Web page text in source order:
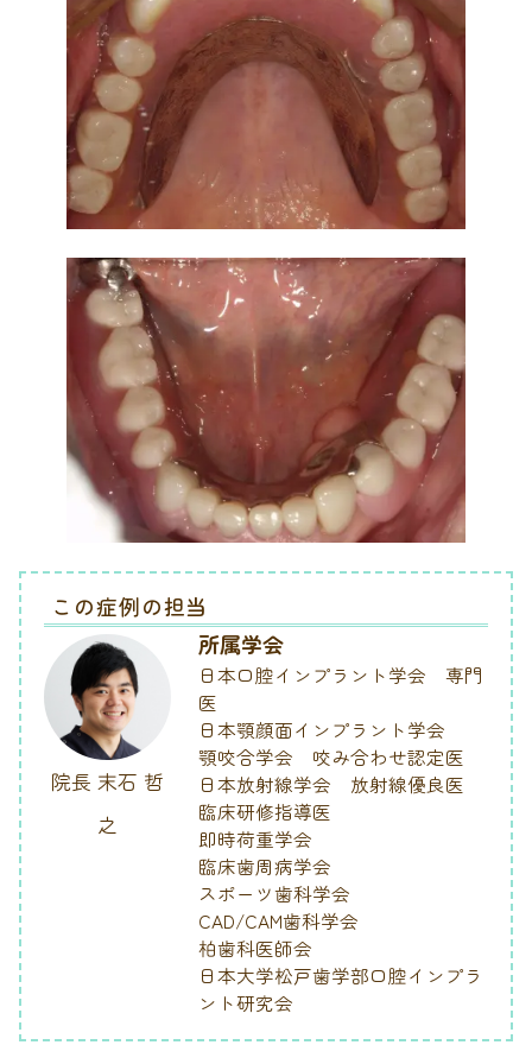
この症例の担当
院長 末石 哲
之
所属学会
日本口腔インプラント学会 専門
医
日本顎顔面インプラント学会
顎咬合学会 咬み合わせ認定医
日本放射線学会 放射線優良医
臨床研修指導医
即時荷重学会
臨床歯周病学会
スポーツ歯科学会
CAD/CAM歯科学会
柏歯科医師会
日本大学松戸歯学部口腔インプラ
ント研究会